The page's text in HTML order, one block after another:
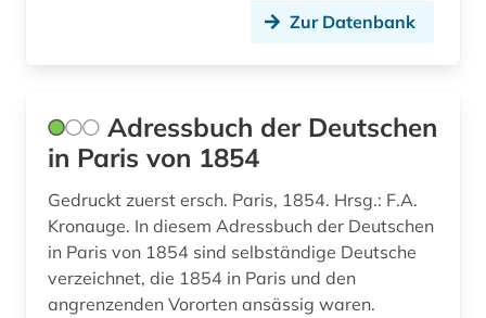
dänemark (1)
eingliederung (1)
einkauf (1)
einrichtung (1)
einwanderung (1)
elektroindustrie (1)
Zur Datenbank
Adressbuch der Deutschen
in Paris von 1854
Gedruckt zuerst ersch. Paris, 1854. Hrsg.: F.A.
Kronauge. In diesem Adressbuch der Deutschen
in Paris von 1854 sind selbständige Deutsche
verzeichnet, die 1854 in Paris und den
angrenzenden Vororten ansässig waren.